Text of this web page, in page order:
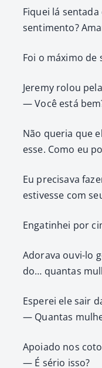
Fiquei lá
sen­ti­men­to?
Foi o máx­i­mo de
Jere­my rolou
— Você está
Não que­ria que
esse. Como eu
Eu pre­cisa­va
estivesse com
Engat­in­hei por
Ado­ra­va ouvi-lo
do… quan­tas
Esperei ele sair
— Quan­tas
Apoia­do nos
— É sério isso?